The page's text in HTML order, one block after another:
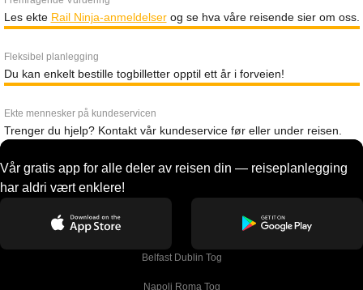
Les ekte Rail Ninja-anmeldelserog se hva våre reisende sier om oss.
Fleksibel planlegging
Du kan enkelt bestille togbilletter opptil ett år i forveien!
Ekte mennesker på kundeservicen
Trenger du hjelp? Kontakt vår kundeservice før eller under reisen.
Vår gratis app for alle deler av reisen din — reiseplanlegging
har aldri vært enklere!
Belfast Dublin Tog
Napoli Roma Tog